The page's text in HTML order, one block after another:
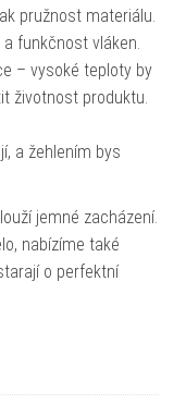
pružnost materiálu.
funkčnost vláken.
– vysoké teploty by
životnost produktu.
a žehlením bys
jemné zacházení.
nabízíme také
o perfektní